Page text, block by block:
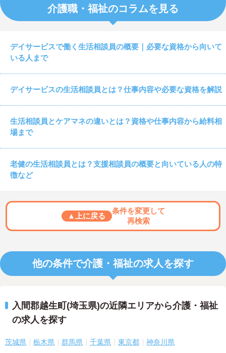
介護職・福祉のコラムを見る
デイサービスで働く生活相談員の概要｜必要な資格から向いて
いる人まで
デイサービスの生活相談員とは？仕事内容や必要な資格を解説
生活相談員とケアマネの違いとは？資格や仕事内容から給料相
場まで
老健の生活相談員とは？支援相談員の概要と向いている人の特
徴など
▲上に戻る
条件を変更して
再検索
他の条件で介護・福祉の求人を探す
入間郡越生町(埼玉県)の近隣エリアから介護・福祉
の求人を探す
茨城県 栃木県 群馬県 千葉県 東京都 神奈川県